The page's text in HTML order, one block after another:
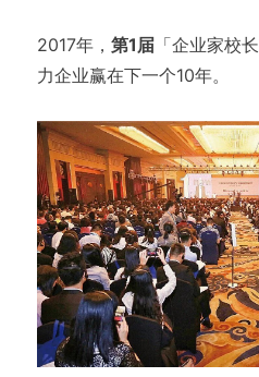
2017年， 第1届「企业家校
力企业赢在下一个10年。